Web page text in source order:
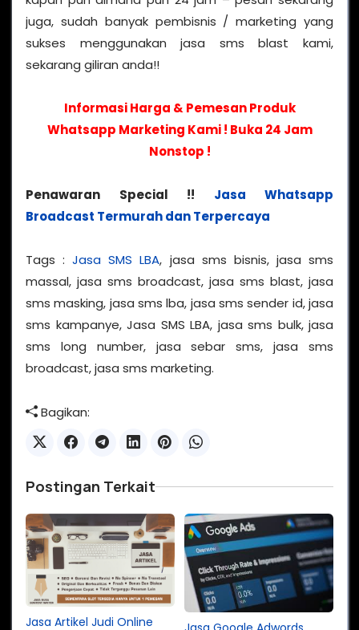
juga, sudah banyak pembisnis / marketing yang
sukses menggunakan jasa sms blast kami,
sekarang giliran anda!!
Informasi Harga & Pemesan Produk
Whatsapp Marketing Kami ! Buka 24 Jam
Nonstop !
Penawaran Special !! Jasa Whatsapp
Broadcast Termurah dan Terpercaya
Tags :Jasa SMS LBA, jasa sms bisnis, jasa sms
massal, jasa sms broadcast, jasa sms blast, jasa
sms masking, jasa sms lba, jasa sms sender id, jasa
sms kampanye, Jasa SMS LBA, jasa sms bulk, jasa
sms long number, jasa sebar sms, jasa sms
broadcast, jasa sms marketing.
Bagikan:
Postingan Terkait
Jasa Artikel Judi Online